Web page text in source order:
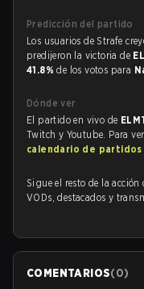
Predicción del partido
Los usuarios de Strafe
predijeron la victoria de
41.8%de los votos para
Dónde ver
El partido en vivo de
Twitch y Youtube. Para
calendario de partidos
Sigue el resto de la acción
VODs, destacados y
COMENTARIOS(0)